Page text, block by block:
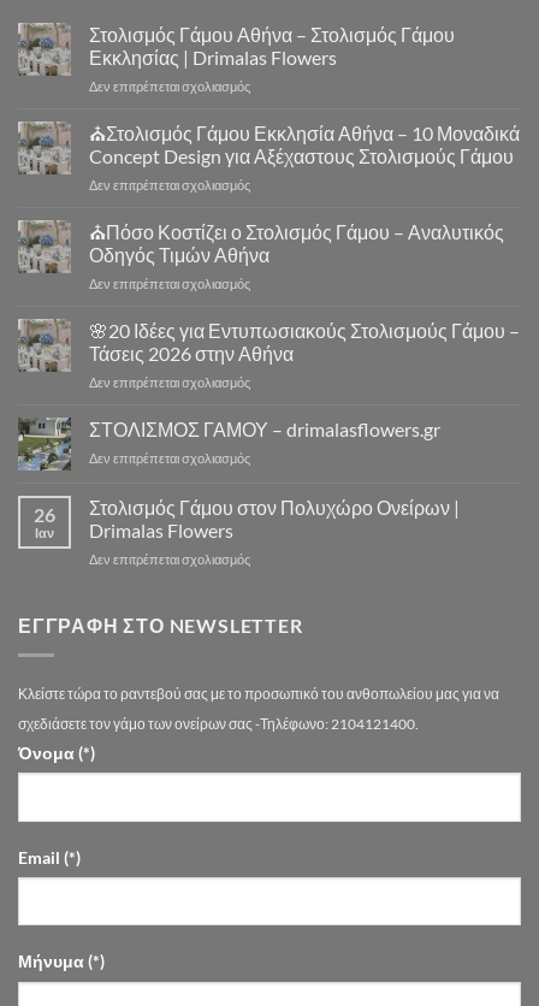
Στολισμός Γάμου Αθήνα – Στολισμός Γάμου
Εκκλησίας | Drimalas Flowers
Δεν επιτρέπεται σχολιασμόςστο
Γάμου
Αθήνα
–
Στολισμός
Εκκλησίας
|
Flowers
⛪Στολισμός Γάμου Εκκλησία Αθήνα – 10 Μοναδικά
Concept Design για Αξέχαστους Στολισμούς Γάμου
Δεν επιτρέπεται σχολιασμόςστο
Στολισμός
Εκκλησία
Αθήνα
10
Μοναδικά
Concept
Design
Αξέχαστους
Γάμου
⛪Πόσο Κοστίζει ο Στολισμός Γάμου – Αναλυτικός
Οδηγός Τιμών Αθήνα
Δεν επιτρέπεται σχολιασμόςστο
Κοστίζει
ο
Στολισμός
–
Οδηγός
Αθήνα
🌸20 Ιδέες για Εντυπωσιακούς Στολισμούς Γάμου –
Τάσεις 2026 στην Αθήνα
Δεν επιτρέπεται σχολιασμόςστο
20
για
Στολισμούς
Τάσεις
Αθήνα
ΣΤΟΛΙΣΜΟΣ ΓΑΜΟΥ – drimalasflowers.gr
Δεν επιτρέπεται σχολιασμόςστο
ΓΑΜΟΥ
–
26
Ιαν
Στολισμός Γάμου στον Πολυχώρο Ονείρων |
Drimalas Flowers
Δεν επιτρέπεται σχολιασμόςστο
στον
Drimalas
Flowers
ΕΓΓΡΑΦΉ ΣΤΟ NEWSLETTER
Κλείστε τώρα το ραντεβού σας με το προσωπικό του ανθοπωλείου μας για να
σχεδιάσετε τον γάμο των ονείρων σας -Τηλέφωνο: 2104121400.
Όνομα (*)
Email (*)
Μήνυμα (*)